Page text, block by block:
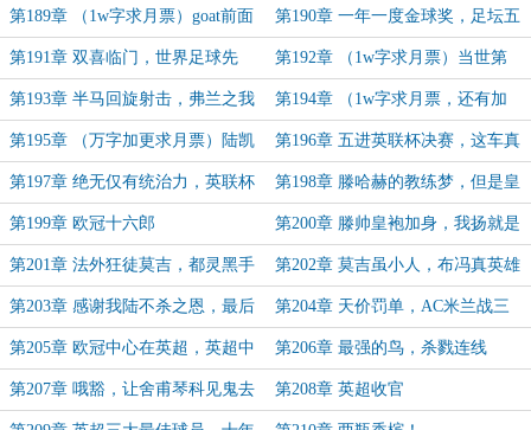
战
第189章 （1w字求月票）goat前面
加个副，西西走上魔笛路
第190章 一年一度金球奖，足坛五
绝新鲜出炉
第191章 双喜临门，世界足球先
生？
第192章 （1w字求月票）当世第
三，红魔工作证，枪魔大战
第193章 半马回旋射击，弗兰之我
不是水货
第194章 （1w字求月票，还有加
更）皇马金球阵，小罗版陆凯
第195章 （万字加更求月票）陆凯
超神但自爆短处，皇马无敌却有致命
缺陷
第196章 五进英联杯决赛，这车真
的快
第197章 绝无仅有统治力，英联杯
五冠王！
第198章 滕哈赫的教练梦，但是皇
马版
第199章 欧冠十六郎 第200章 滕帅皇袍加身，我扬就是
忠诚
第201章 法外狂徒莫吉，都灵黑手
dang事件
第202章 莫吉虽小人，布冯真英雄
第203章 感谢我陆不杀之恩，最后
的温柔
第204章 天价罚单，AC米兰战三
英！
第205章 欧冠中心在英超，英超中
心在伦敦
第206章 最强的鸟，杀戮连线
第207章 哦豁，让舍甫琴科见鬼去 第208章 英超收官